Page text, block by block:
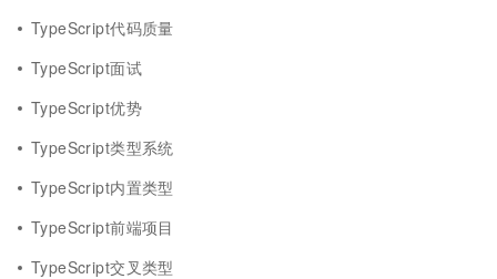
TypeScript代码质量
TypeScript面试
TypeScript优势
TypeScript类型系统
TypeScript内置类型
TypeScript前端项目
TypeScript交叉类型